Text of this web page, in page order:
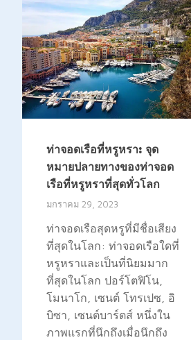
ท่าจอดเรือที่หรูหรา: จุด
หมายปลายทางของท่าจอด
เรือที่หรูหราที่สุดทั่วโลก
มกราคม 29, 2023
ท่าจอดเรือสุดหรูที่มีชื่อเสียง
ที่สุดในโลก: ท่าจอดเรือใดที่
หรูหราและเป็นที่นิยมมาก
ที่สุดในโลก ปอร์โตฟิโน,
โมนาโก, เซนต์ โทรเปซ, อิ
บิซา, เซนต์บาร์ตส์ หนึ่งใน
ภาพแรกที่นึกถึงเมื่อนึกถึง